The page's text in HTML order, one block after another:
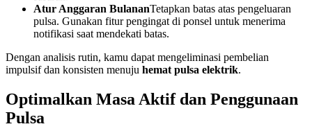
Atur Anggaran BulananTetapkan batas atas pengeluaran
pulsa. Gunakan fitur pengingat di ponsel untuk menerima
notifikasi saat mendekati batas.
Dengan analisis rutin, kamu dapat mengeliminasi pembelian
impulsif dan konsisten menuju hemat pulsa elektrik.
Optimalkan Masa Aktif dan Penggunaan
Pulsa